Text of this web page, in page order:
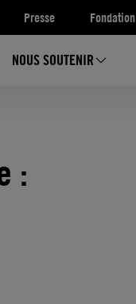
Presse Fondation
NOUS SOUTENIR
: